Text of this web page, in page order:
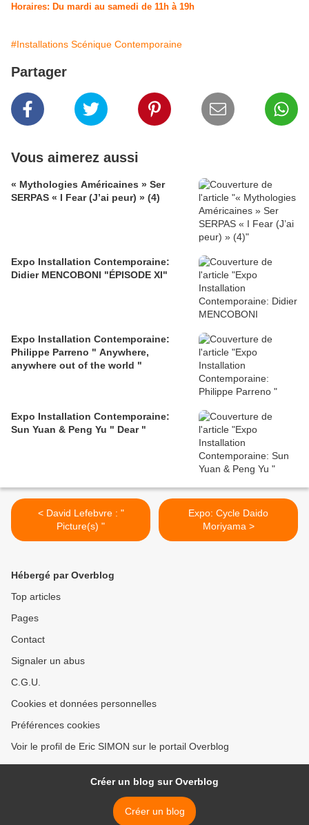
Horaires: Du mardi au samedi de 11h à 19h
#Installations Scénique Contemporaine
Partager
Vous aimerez aussi
« Mythologies Américaines » Ser
SERPAS « I Fear (J’ai peur) » (4)
Expo Installation Contemporaine:
Didier MENCOBONI "ÉPISODE XI"
Expo Installation Contemporaine:
Philippe Parreno " Anywhere,
anywhere out of the world "
Expo Installation Contemporaine:
Sun Yuan & Peng Yu " Dear "
< David Lefebvre : "
Picture(s) "
Expo: Cycle Daido
Moriyama >
Hébergé par Overblog
Top articles
Pages
Contact
Signaler un abus
C.G.U.
Cookies et données personnelles
Préférences cookies
Voir le profil de Eric SIMON sur le portail Overblog
Créer un blog sur Overblog
Créer un blog